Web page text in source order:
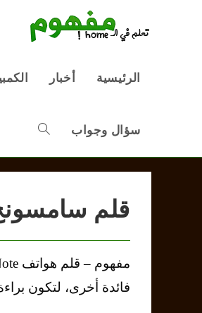
الرئيسية أخبار
سؤال وجواب Toggle
قلم
فائدة أخرى، لتكون